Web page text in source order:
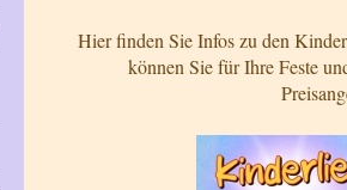
Hier finden Sie Infos zu den
können Sie für Ihre Feste